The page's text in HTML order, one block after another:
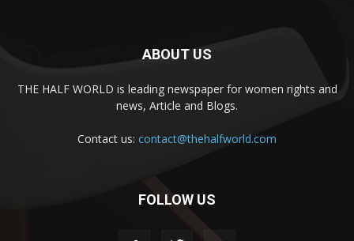
ABOUT US
THE HALF WORLD is leading newspaper for women rights and
news, Article and Blogs.
Contact us: contact@thehalfworld.com
FOLLOW US